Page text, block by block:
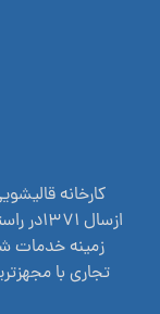
کارخانه
ازسال
زمینه خدمات
تجاری با